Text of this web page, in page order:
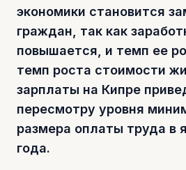
экономики становится
граждан, так как
повышается, и темп ее
темп роста стоимости
зарплаты на Кипре
пересмотру уровня
размера оплаты труда в
года.